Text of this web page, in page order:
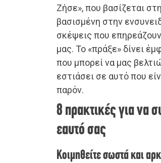
Ζήσε», που βασίζεται
βασισμένη στην
σκέψεις που
μας. Το «πράξε» δίνει
που μπορεί να μας
εστιάσει σε αυτό που
παρόν.
8 πρακτικές για να
εαυτό σας
Κοιμηθείτε σωστά και